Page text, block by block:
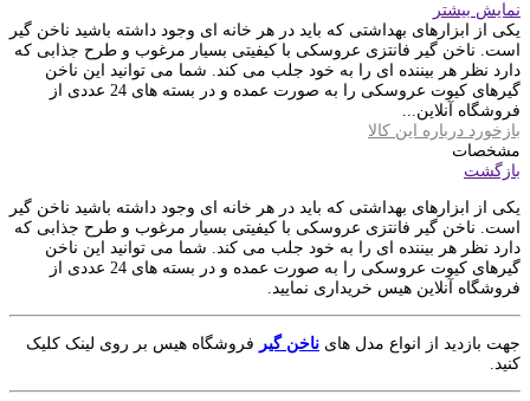
نمایش بیشتر
یکی از ابزارهای بهداشتی که باید در هر خانه ای وجود داشته باشید ناخن گیر
است. ناخن گیر فانتزی عروسکی با کیفیتی بسیار مرغوب و طرح جذابی که
دارد نظر هر بیننده ای را به خود جلب می کند. شما می توانید این ناخن
گیرهای کیوت عروسکی را به صورت عمده و در بسته های 24 عددی از
فروشگاه آنلاین...
بازخورد درباره این کالا
مشخصات
بازگشت
یکی از ابزارهای بهداشتی که باید در هر خانه ای وجود داشته باشید ناخن گیر
است. ناخن گیر فانتزی عروسکی با کیفیتی بسیار مرغوب و طرح جذابی که
دارد نظر هر بیننده ای را به خود جلب می کند. شما می توانید این ناخن
گیرهای کیوت عروسکی را به صورت عمده و در بسته های 24 عددی از
فروشگاه آنلاین هیس خریداری نمایید.
جهت بازدید از انواع مدل های ناخن گیر فروشگاه هیس بر روی لینک کلیک
کنید.